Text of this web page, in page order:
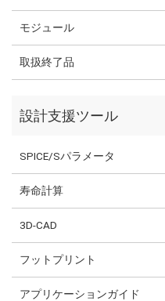
モジュール
取扱終了品
設計支援ツール
SPICE/Sパラメータ
寿命計算
3D-CAD
フットプリント
アプリケーションガイド